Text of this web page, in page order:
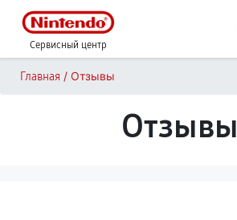
Сервисный центр
Главная / Отзывы
Отзывы